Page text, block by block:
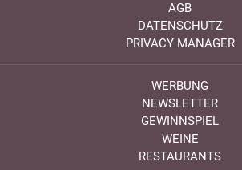
AGB
DATENSCHUTZ
PRIVACY MANAGER
WERBUNG
NEWSLETTER
GEWINNSPIEL
WEINE
RESTAURANTS